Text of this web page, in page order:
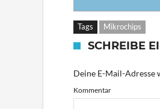
Tags Mikrochips
SCHREIBE
Deine E-Mail-
Kommentar